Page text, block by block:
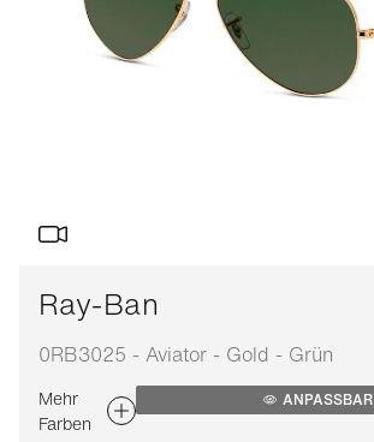
Ray-Ban
0RB3025 - Aviator - Gold - Grün
Mehr
Farben
ANPASSBAR